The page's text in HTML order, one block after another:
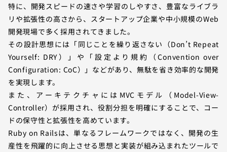
特に、開発スピードの速さや学習のしやすさ、豊富なライブラ
リや拡張性の高さから、スタートアップ企業や中小規模のWeb
開発現場で多く採用されてきました。
その設計思想には「同じことを繰り返さない（Don’t Repeat
Yourself: DRY）」や「設定より規約（Convention over
Configuration: CoC）」などがあり、無駄を省き効率的な開発
を実現します。
また、アーキテクチャにはMVCモデル（Model-View-
Controller）が採用され、役割分担を明確にすることで、コー
ドの保守性と拡張性を高めています。
Ruby on Railsは、単なるフレームワークではなく、開発の生
産性を飛躍的に向上させる思想と実装が組み込まれたツールで